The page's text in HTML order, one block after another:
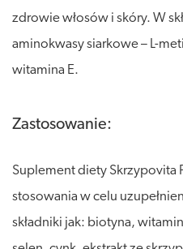
zdrowie włosów i skóry. W
aminokwasy siarkowe – L-
witamina E.
Zastosowanie:
Suplement diety Skrzypovita
stosowania w celu
składniki jak: biotyna,